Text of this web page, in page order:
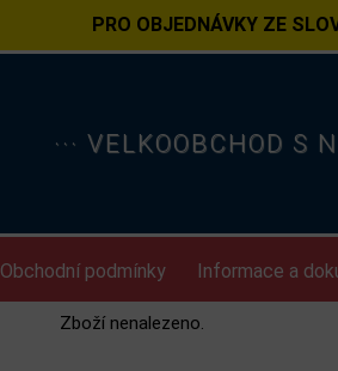
PRO OBJEDNÁVKY ZE
··· VELKOOBCHOD S
Obchodní podmínky Informace a
Zboží nenalezeno.